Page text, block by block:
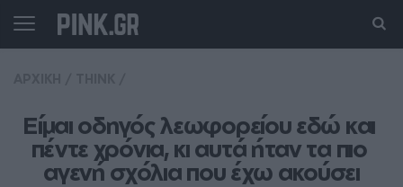
Είμαι οδηγός λεωφορείου εδώ και
πέντε χρόνια, κι αυτά ήταν τα πιο
αγενή σχόλια που έχω ακούσει